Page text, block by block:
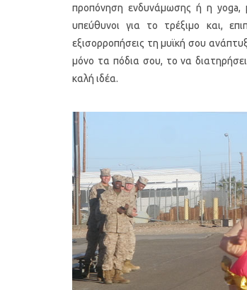
προπόνηση ενδυνάμωσης ή η yoga,
υπεύθυνοι για το τρέξιμο και,
εξισορροπήσεις τη μυϊκή σου
μόνο τα πόδια σου, το να
καλή ιδέα.